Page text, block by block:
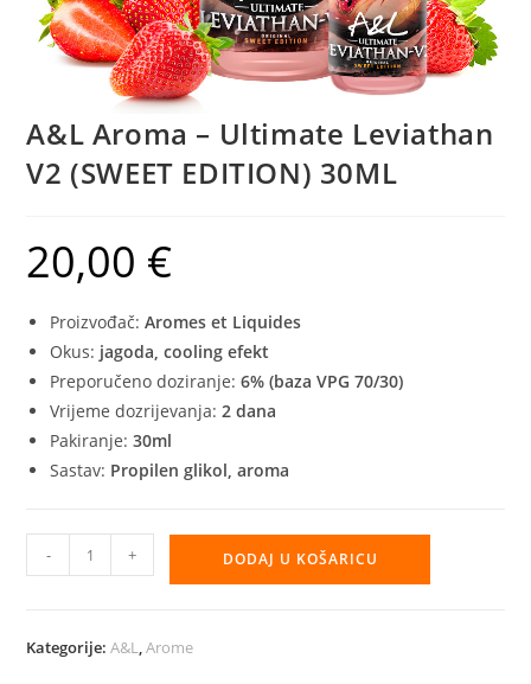
A&L Aroma – Ultimate Leviathan
V2 (SWEET EDITION) 30ML
20,00 €
Proizvođač:Aromes et Liquides
Okus: jagoda, cooling efekt
Preporučeno doziranje: 6% (baza VPG 70/30)
Vrijeme dozrijevanja: 2 dana
Pakiranje: 30ml
Sastav: Propilen glikol, aroma
Aroma
Ultimate
- + DODAJ U KOŠARICU
Kategorije:A&L,Arome